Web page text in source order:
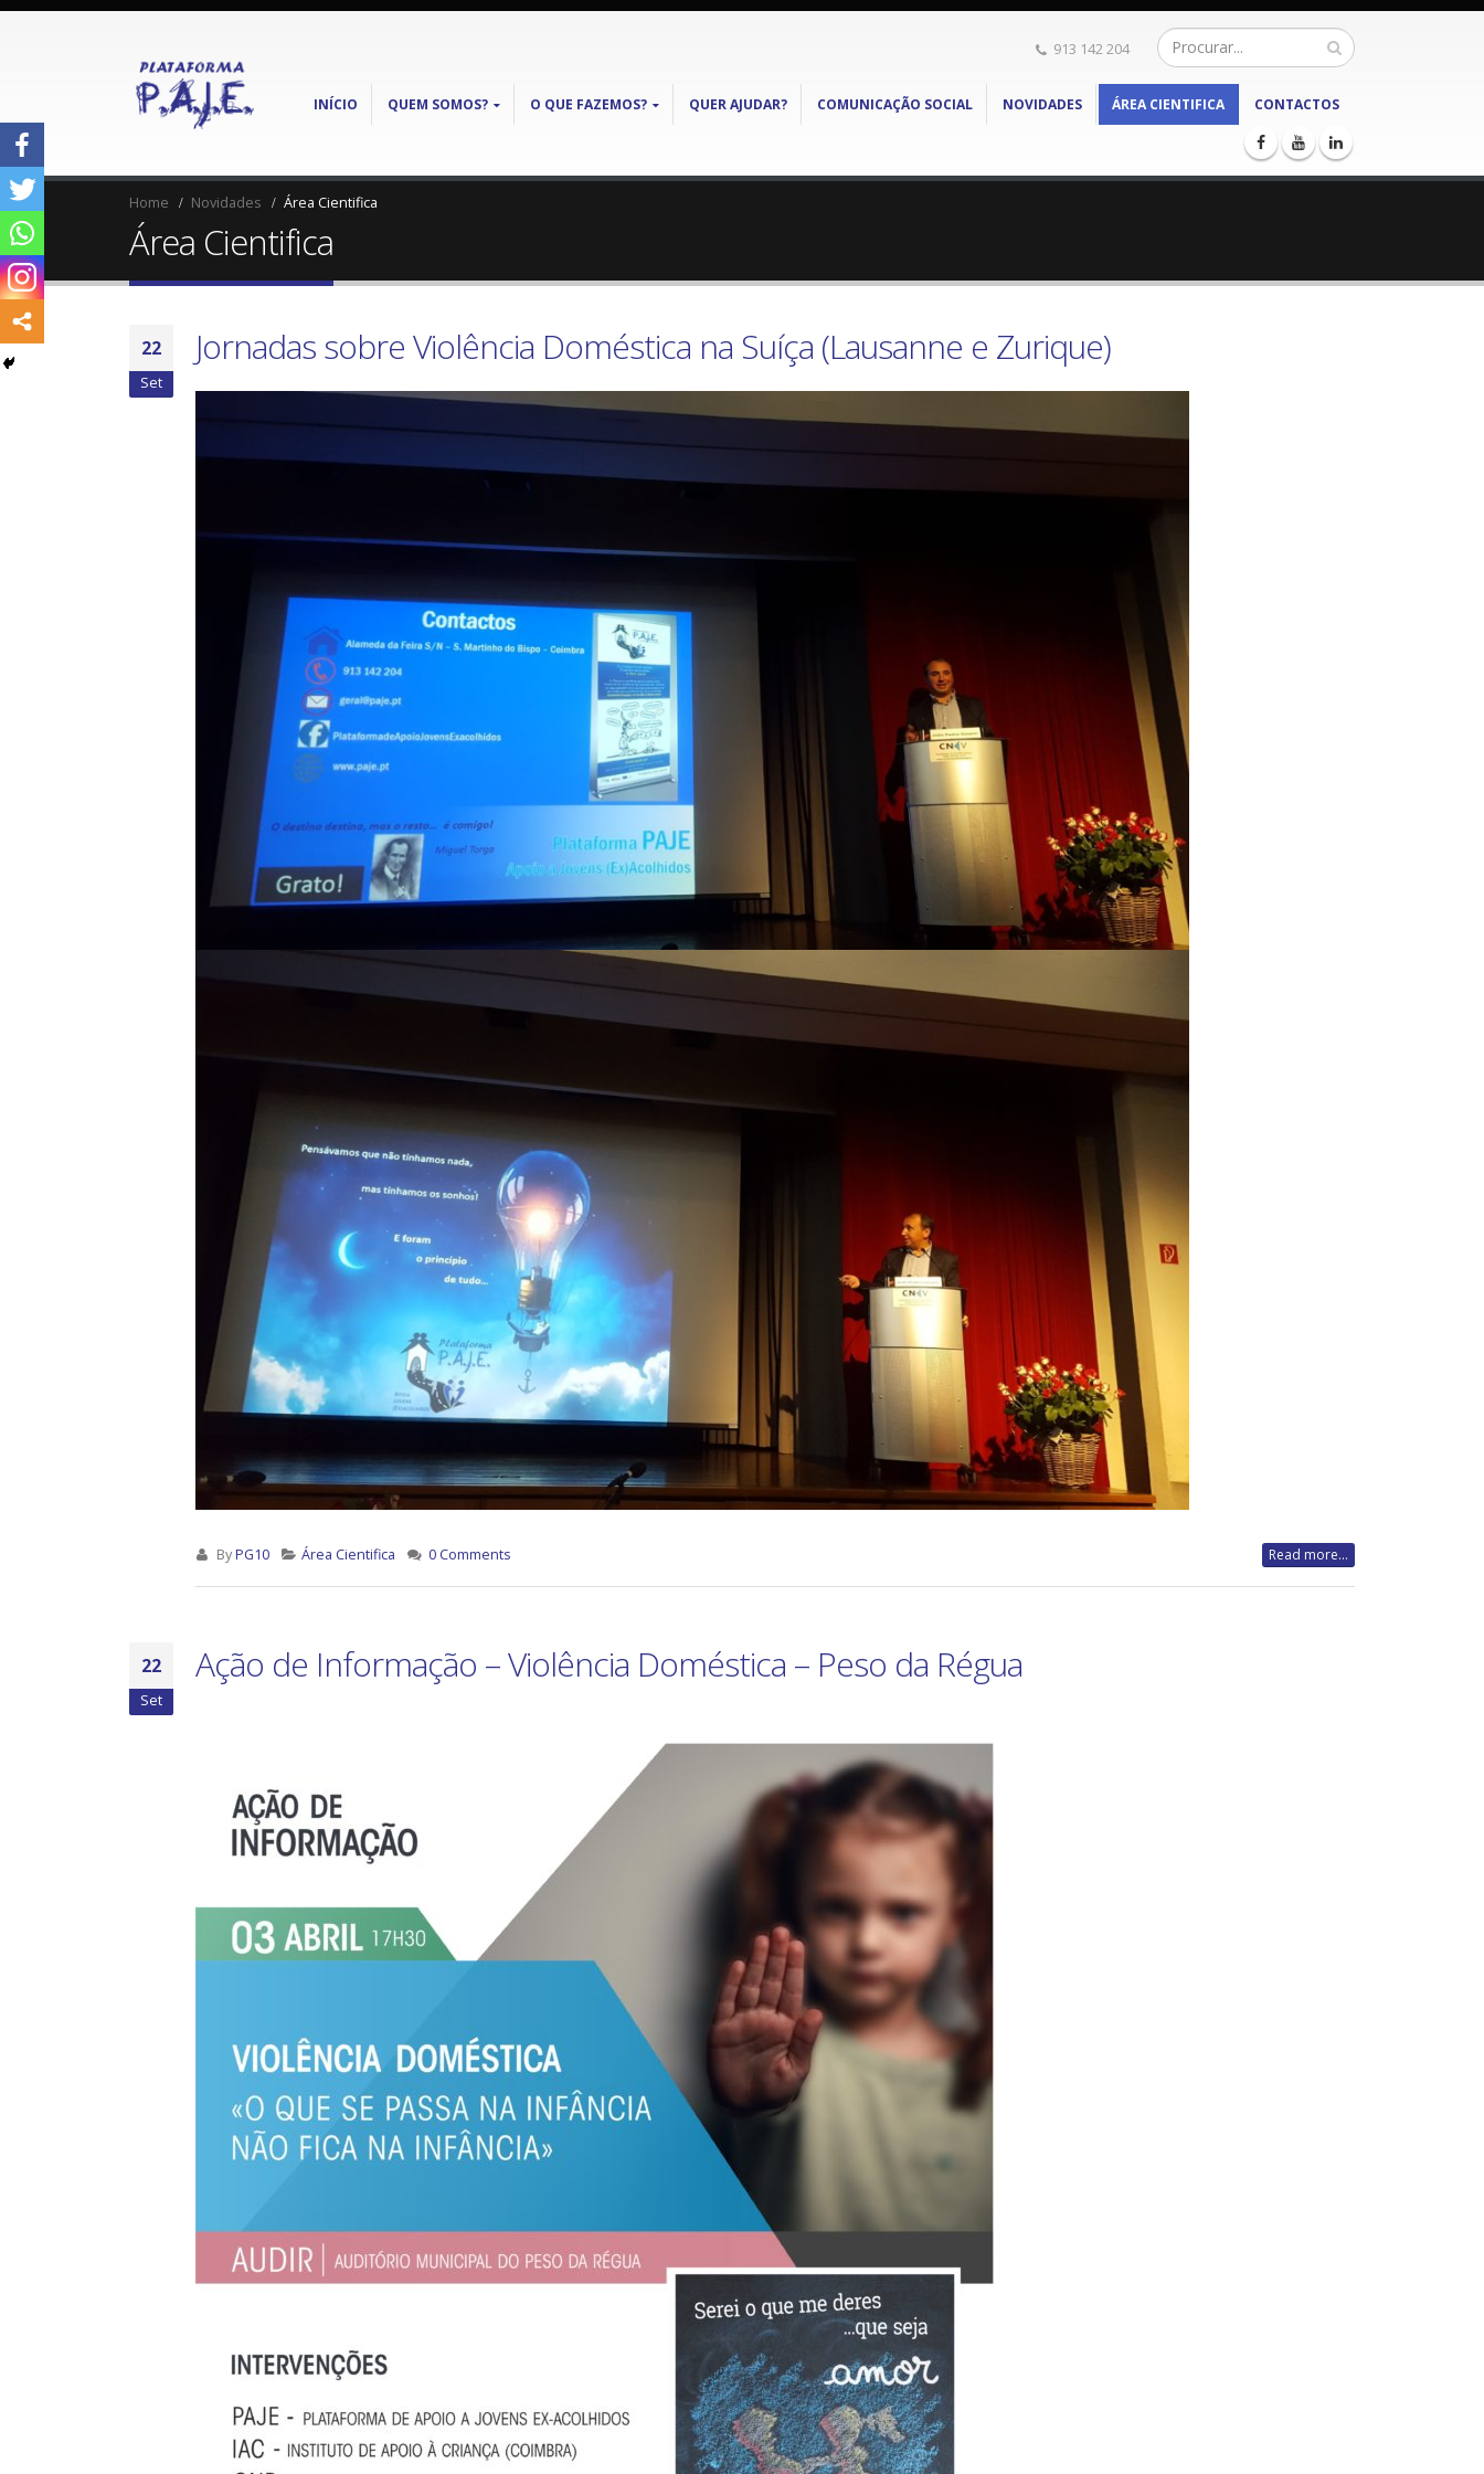
913 142 204
INÍCIO QUEM SOMOS? O QUE FAZEMOS? QUER AJUDAR? COMUNICAÇÃO SOCIAL NOVIDADES ÁREA CIENTIFICA CONTACTOS
Home Novidades Área Cientifica
Área Cientifica
22
Set
Jornadas sobre Violência Doméstica na Suíça (Lausanne e Zurique)
ByPG10 Área Cientifica 0 Comments Read more...
22
Set
Ação de Informação – Violência Doméstica – Peso da Régua